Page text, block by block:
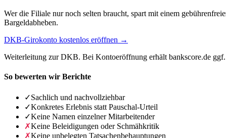
Wer die Filiale nur noch selten braucht, spart mit einem
Bargeldabheben.
DKB-Girokonto kostenlos eröffnen →
Weiterleitung zur DKB. Bei Kontoeröffnung erhält bankscore.de
So bewerten wir Berichte
✓Sachlich und nachvollziehbar
✓Konkretes Erlebnis statt Pauschal-Urteil
✓Keine Namen einzelner Mitarbeitender
✗Keine Beleidigungen oder Schmähkritik
✗Keine unbelegten Tatsachenbehauptungen